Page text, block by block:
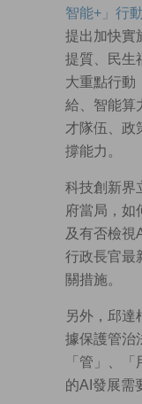
智能+」行
提出加快實
提質、民生
大重點行動
給、智能算
才隊伍、政
撐能力。
科技創新界
府當局，如
及有否檢視
行政長官最
關措施。
另外，邱達
據保護管治
「管」、
的AI發展需